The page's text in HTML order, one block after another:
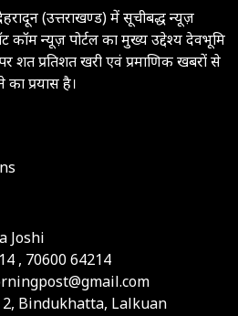
(उत्तराखण्ड) में सूचीबद्ध न्यूज़
कॉम न्यूज़ पोर्टल का मुख्य उद्देश्य देवभूमि
शत प्रतिशत खरी एवं प्रमाणिक खबरों से
प्रयास है।
Joshi
, 70600 64214
Bindukhatta, Lalkuan